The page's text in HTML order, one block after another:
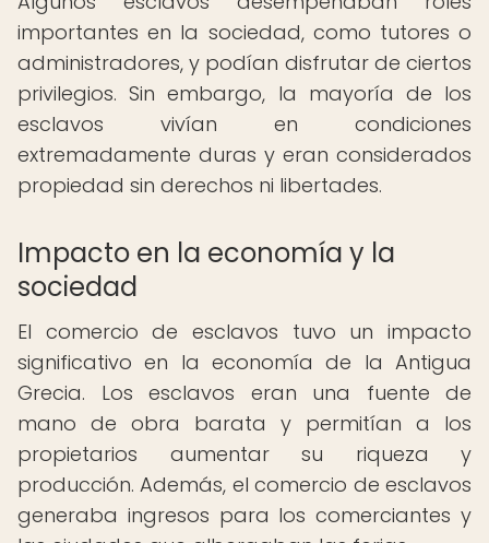
importantes en la sociedad, como tutores o
administradores, y podían disfrutar de ciertos
privilegios. Sin embargo, la mayoría de los
esclavos vivían en condiciones
extremadamente duras y eran considerados
propiedad sin derechos ni libertades.
Impacto en la economía y la
sociedad
El comercio de esclavos tuvo un impacto
significativo en la economía de la Antigua
Grecia. Los esclavos eran una fuente de
mano de obra barata y permitían a los
propietarios aumentar su riqueza y
producción. Además, el comercio de esclavos
generaba ingresos para los comerciantes y